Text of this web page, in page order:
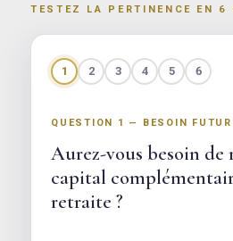
TESTEZ LA PERTINENCE EN 6
1 2 3 4 5 6
QUESTION 1 — BESOIN FUTUR
Aurez-vous besoin de
capital
retraite ?